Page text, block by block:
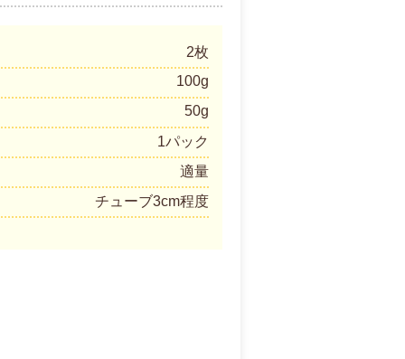
2枚
100g
50g
1パック
適量
チューブ3cm程度